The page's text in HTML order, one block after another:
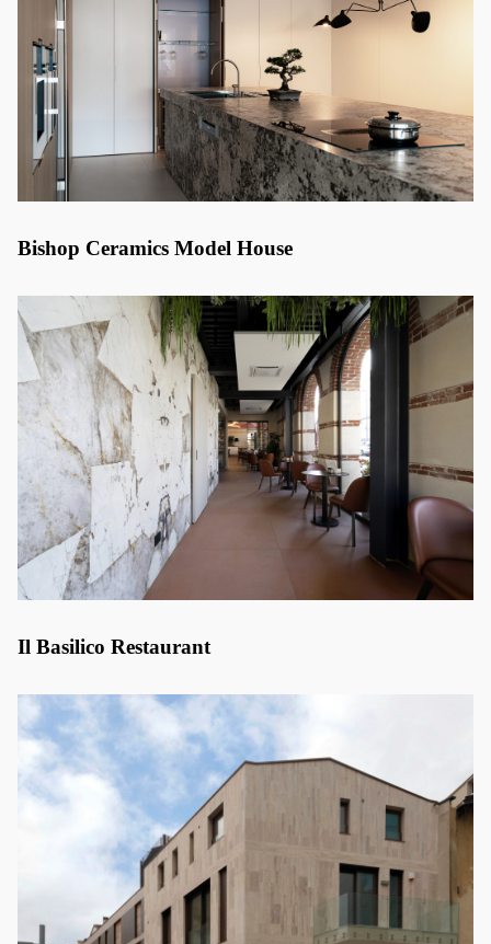
Bishop Ceramics Model House
Il Basilico Restaurant